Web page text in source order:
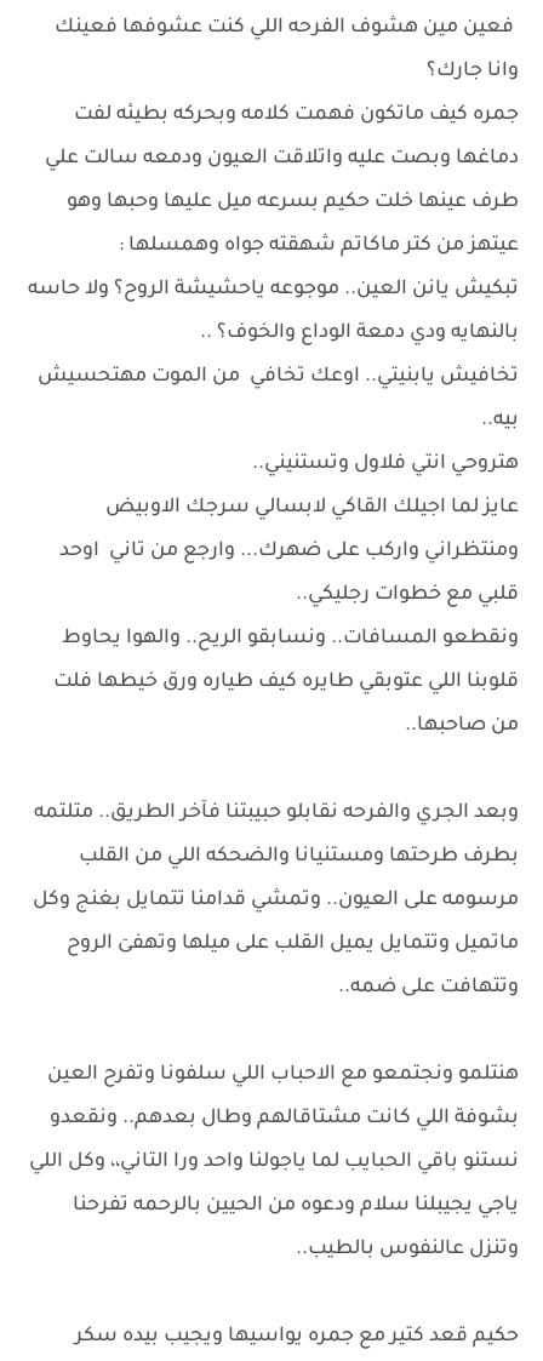
فعين مين هشوف الفرحه اللي كنت عشوفها فعينك
وانا جارك؟
جمره كيف ماتكون فهمت كلامه وبحركه بطيئه لفت
دماغها وبصت عليه واتلاقت العيون ودمعه سالت علي
طرف عينها خلت حكيم بسرعه ميل عليها وحبها وهو
عيتهز من كتر ماكاتم شهقته جواه وهمسلها :
تبكيش يانن العين.. موجوعه ياحشيشة الروح؟ ولا حاسه
بالنهايه ودي دمعة الوداع والخوف؟ ..
تخافيش يابنيتي.. اوعك تخافي من الموت مهتحسيش
بيه..
هتروحي انتي فلاول وتستنيني..
عايز لما اجيلك القاكي لابسالي سرجك الاوبيض
ومنتظراني واركب على ضهرك... وارجع من تاني اوحد
قلبي مع خطوات رجليكي..
ونقطعو المسافات.. ونسابقو الريح.. والهوا يحاوط
قلوبنا اللي عتوبقي طايره كيف طياره ورق خيطها فلت
من صاحبها..
وبعد الجري والفرحه نقابلو حبيبتنا فآخر الطريق.. متلتمه
بطرف طرحتها ومستنيانا والضحكه اللي من القلب
مرسومه على العيون.. وتمشي قدامنا تتمايل بغنج وكل
ماتميل وتتمايل يميل القلب على ميلها وتهفىٓ الروح
وتتهافت على ضمه..
هنتلمو ونجتمعو مع الاحباب اللي سلفونا وتفرح العين
بشوفة اللي كانت مشتاقالهم وطال بعدهم.. ونقعدو
نستنو باقي الحبايب لما ياجولنا واحد ورا التاني،، وكل اللي
ياجي يجيبلنا سلام ودعوه من الحيين بالرحمه تفرحنا
وتنزل عالنفوس بالطيب..
حكيم قعد كتير مع جمره يواسيها ويجيب بيده سكر